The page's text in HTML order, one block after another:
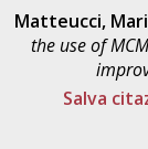
Matteucci,
the use of
Salva